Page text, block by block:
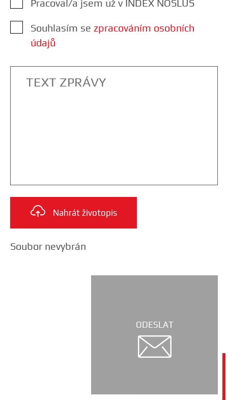
Pracoval/a jsem už v INDEX NOSLUŠ
Souhlasím se zpracováním osobních
údajů
Nahrát životopis
Soubor nevybrán
ODESLAT